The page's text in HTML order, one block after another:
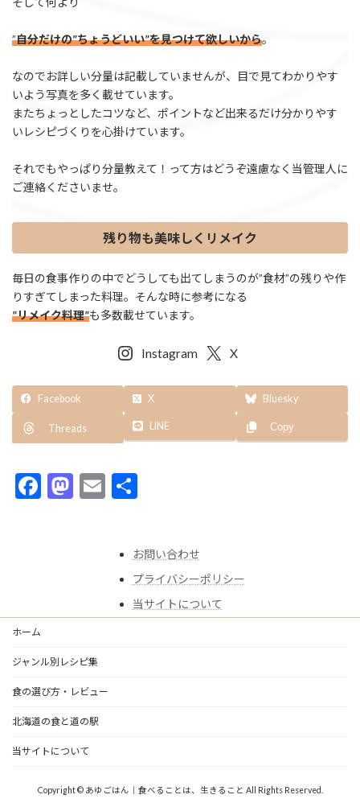
”自分だけの”ちょうどいい”を見つけて欲しいから。
なのでお詳しい分量は記載していませんが、目で見てわかりやす
いよう写真を多く載せています。
またちょっとしたコツなど、ポイントなど出来るだけ分かりやす
いレシピづくりを心掛けています。
それでもやっぱり分量教えて！って方はどうぞ遠慮なく当管理人に
ご連絡くださいませ。
残り物も美味しくリメイク
毎日の食事作りの中でどうしても出てしまうのが”食材”の残りや作
りすぎてしまった料理。そんな時に参考になる
”リメイク料理”も多数載せています。
Instagram X
Facebook X Bluesky
Threads LINE Copy
F
o
M
n
E
お問い合わせ
プライバシーポリシー
当サイトについて
ホーム
ジャンル別レシピ集
食の選び方・レビュー
北海道の食と道の駅
当サイトについて
Copyright © あゆごはん｜食べることは、生きること All Rights Reserved.